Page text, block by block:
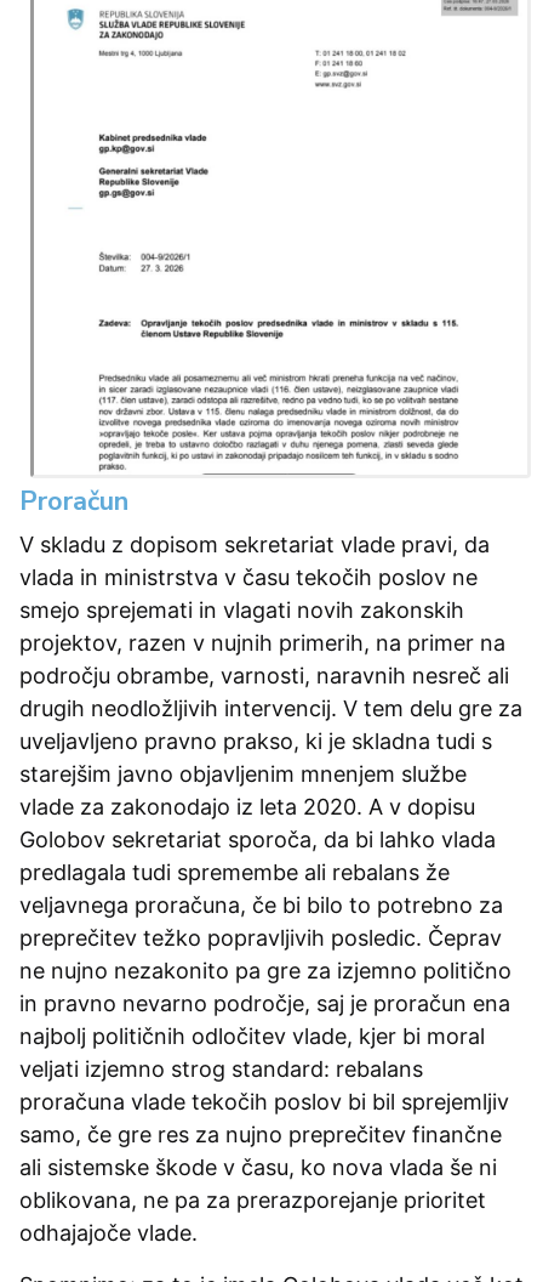
Proračun
V skladu z dopisom sekretariat vlade pravi, da
vlada in ministrstva v času tekočih poslov ne
smejo sprejemati in vlagati novih zakonskih
projektov, razen v nujnih primerih, na primer na
področju obrambe, varnosti, naravnih nesreč ali
drugih neodložljivih intervencij. V tem delu gre za
uveljavljeno pravno prakso, ki je skladna tudi s
starejšim javno objavljenim mnenjem službe
vlade za zakonodajo iz leta 2020. A v dopisu
Golobov sekretariat sporoča, da bi lahko vlada
predlagala tudi spremembe ali rebalans že
veljavnega proračuna, če bi bilo to potrebno za
preprečitev težko popravljivih posledic. Čeprav
ne nujno nezakonito pa gre za izjemno politično
in pravno nevarno področje, saj je proračun ena
najbolj političnih odločitev vlade, kjer bi moral
veljati izjemno strog standard: rebalans
proračuna vlade tekočih poslov bi bil sprejemljiv
samo, če gre res za nujno preprečitev finančne
ali sistemske škode v času, ko nova vlada še ni
oblikovana, ne pa za prerazporejanje prioritet
odhajajoče vlade.